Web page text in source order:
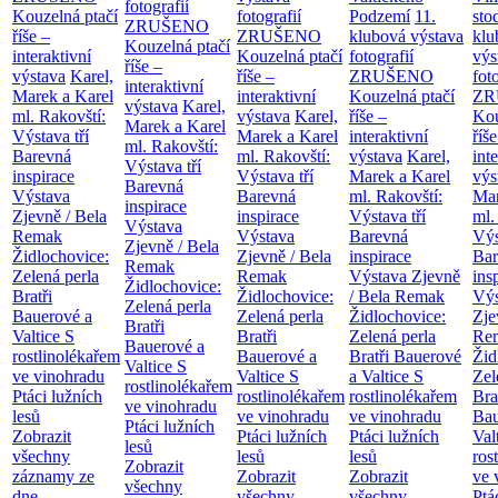
Kouzelná ptačí
říše –
interaktivní
výstava Karel,
Marek a Karel
ml. Rakovští:
Výstava tří
Barevná
inspirace
Výstava
Zjevně / Bela
Remak
Židlochovice:
Zelená perla
Bratři
Bauerové a
Valtice S
rostlinolékařem
ve vinohradu
Ptáci lužních
lesů
Zobrazit
všechny
záznamy ze
fotografií
ZRUŠENO
Kouzelná ptačí
říše –
interaktivní
výstava Karel,
Marek a Karel
ml. Rakovští:
Výstava tří
Barevná
inspirace
Výstava
Zjevně / Bela
Remak
Židlochovice:
Zelená perla
Bratři
Bauerové a
Valtice S
rostlinolékařem
ve vinohradu
Ptáci lužních
lesů
Zobrazit
všechny
fotografií
ZRUŠENO
Kouzelná ptačí
říše –
interaktivní
výstava Karel,
Marek a Karel
ml. Rakovští:
Výstava tří
Barevná
inspirace
Výstava
Zjevně / Bela
Remak
Židlochovice:
Zelená perla
Bratři
Bauerové a
Valtice S
rostlinolékařem
ve vinohradu
Ptáci lužních
lesů
Zobrazit
Podzemí 11.
klubová výstava
fotografií
ZRUŠENO
Kouzelná ptačí
říše –
interaktivní
výstava Karel,
Marek a Karel
ml. Rakovští:
Výstava tří
Barevná
inspirace
Výstava Zjevně
/ Bela Remak
Židlochovice:
Zelená perla
Bratři Bauerové
a Valtice S
rostlinolékařem
ve vinohradu
Ptáci lužních
lesů
Zobrazit
ml.
ve